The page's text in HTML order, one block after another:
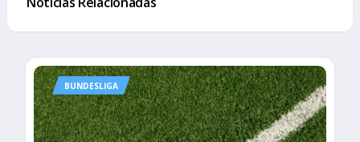
BUNDESLIGA